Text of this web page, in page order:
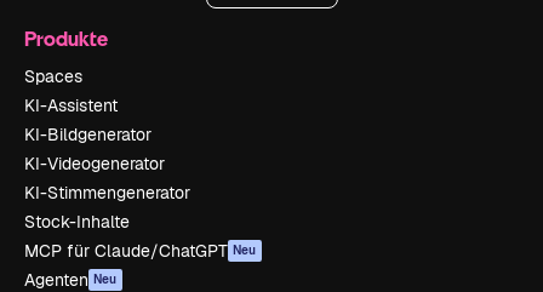
Produkte
Spaces
KI-Assistent
KI-Bildgenerator
KI-Videogenerator
KI-Stimmengenerator
Stock-Inhalte
MCP für Claude/ChatGPT Neu
Agenten Neu